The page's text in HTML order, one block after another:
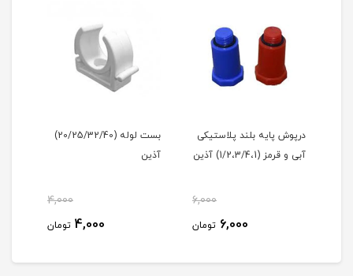
درپوش پایه بلند پلاستیکی
آبی و قرمز (1/2،3/4،1) آذین
6,000
6,000 تومان
بست لوله (20/25/32/40)
آذین
4,000
4,000 تومان